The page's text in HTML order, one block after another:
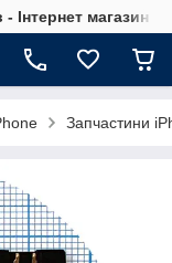
Інтернет магазин
Запчастини